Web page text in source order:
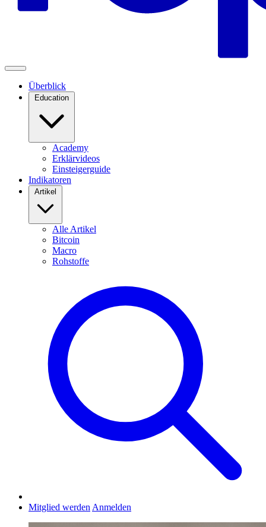
Überblick
Education
Academy
Erklärvideos
Einsteigerguide
Indikatoren
Artikel
Alle Artikel
Bitcoin
Macro
Rohstoffe
Mitglied werden Anmelden